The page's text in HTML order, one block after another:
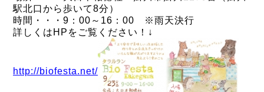
駅北口から歩いて8分）
時間・・・9：00～16：00 ※雨天決行
詳しくはHPをご覧ください！↓
http://biofesta.net/